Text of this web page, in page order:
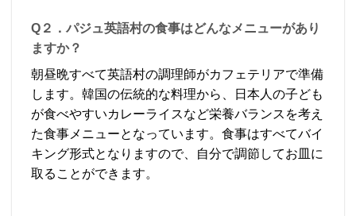
Q２．パジュ英語村の食事はどんなメニューがあり
ますか？
朝昼晩すべて英語村の調理師がカフェテリアで準備
します。韓国の伝統的な料理から、日本人の子ども
が食べやすいカレーライスなど栄養バランスを考え
た食事メニューとなっています。食事はすべてバイ
キング形式となりますので、自分で調節してお皿に
取ることができます。